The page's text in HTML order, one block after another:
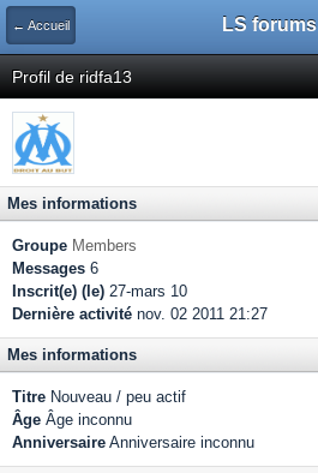
← Accueil LS forums
Profil de ridfa13
Mes informations
Groupe Members
Messages 6
Inscrit(e) (le) 27-mars 10
Dernière activité nov. 02 2011 21:27
Mes informations
Titre Nouveau / peu actif
Âge Âge inconnu
Anniversaire Anniversaire inconnu